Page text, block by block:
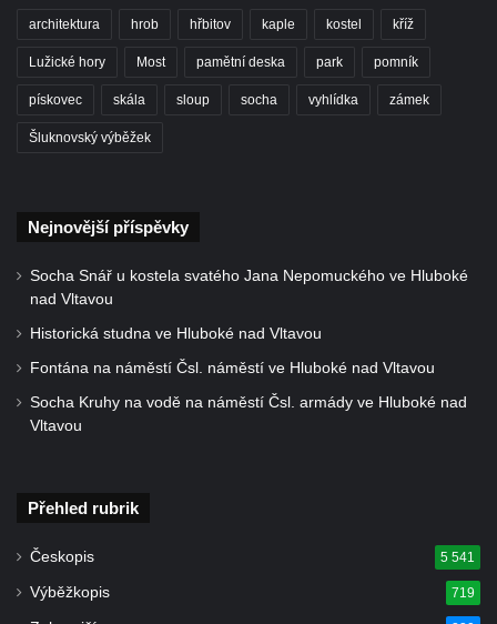
Kašna na Masarykově náměstí v Litvínově
Fontána před kolonádou Rudolfova a
města Bad Homburgu v Mariánských
Lázních
Kašna v parku lázní Evženie v Klášterci nad
Ohří
Kašna na náměstí Míru ve Šluknově
Kašna se sochou Voda u Palackého ulice v
Kašna v parku před Základní školou
akademika Heyrovského v Chomutově
architektura hrob hřbitov kaple kostel kříž
Lužické hory Most pamětní deska park pomník
pískovec skála sloup socha vyhlídka zámek
Šluknovský výběžek
Nejnovější příspěvky
Socha Snář u kostela svatého Jana Nepomuckého ve Hluboké
nad Vltavou
Historická studna ve Hluboké nad Vltavou
Fontána na náměstí Čsl. náměstí ve Hluboké nad Vltavou
Socha Kruhy na vodě na náměstí Čsl. armády ve Hluboké nad
Vltavou
Přehled rubrik
Českopis 5 541
Výběžkopis 719